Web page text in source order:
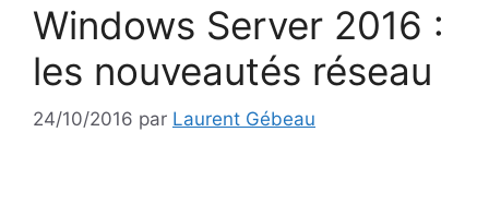
Windows Server 2016 :
les nouveautés réseau
24/10/2016 par Laurent Gébeau